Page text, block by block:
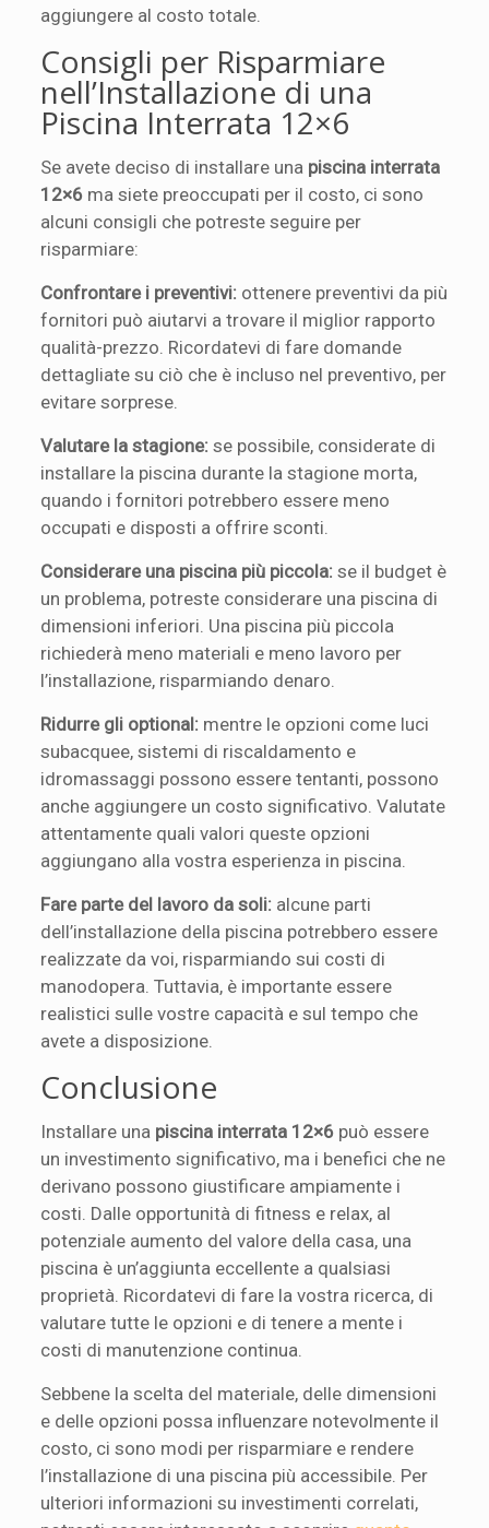
aggiungere al costo totale.
Consigli per Risparmiare
nell’Installazione di una
Piscina Interrata 12×6
Se avete deciso di installare una piscina interrata
12×6 ma siete preoccupati per il costo, ci sono
alcuni consigli che potreste seguire per
risparmiare:
Confrontare i preventivi: ottenere preventivi da più
fornitori può aiutarvi a trovare il miglior rapporto
qualità-prezzo. Ricordatevi di fare domande
dettagliate su ciò che è incluso nel preventivo, per
evitare sorprese.
Valutare la stagione: se possibile, considerate di
installare la piscina durante la stagione morta,
quando i fornitori potrebbero essere meno
occupati e disposti a offrire sconti.
Considerare una piscina più piccola: se il budget è
un problema, potreste considerare una piscina di
dimensioni inferiori. Una piscina più piccola
richiederà meno materiali e meno lavoro per
l’installazione, risparmiando denaro.
Ridurre gli optional: mentre le opzioni come luci
subacquee, sistemi di riscaldamento e
idromassaggi possono essere tentanti, possono
anche aggiungere un costo significativo. Valutate
attentamente quali valori queste opzioni
aggiungano alla vostra esperienza in piscina.
Fare parte del lavoro da soli: alcune parti
dell’installazione della piscina potrebbero essere
realizzate da voi, risparmiando sui costi di
manodopera. Tuttavia, è importante essere
realistici sulle vostre capacità e sul tempo che
avete a disposizione.
Conclusione
Installare una piscina interrata 12×6 può essere
un investimento significativo, ma i benefici che ne
derivano possono giustificare ampiamente i
costi. Dalle opportunità di fitness e relax, al
potenziale aumento del valore della casa, una
piscina è un’aggiunta eccellente a qualsiasi
proprietà. Ricordatevi di fare la vostra ricerca, di
valutare tutte le opzioni e di tenere a mente i
costi di manutenzione continua.
Sebbene la scelta del materiale, delle dimensioni
e delle opzioni possa influenzare notevolmente il
costo, ci sono modi per risparmiare e rendere
l’installazione di una piscina più accessibile. Per
ulteriori informazioni su investimenti correlati,